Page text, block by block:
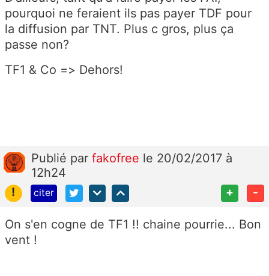
pourquoi ne feraient ils pas payer TDF pour
la diffusion par TNT. Plus c gros, plus ça
passe non?
TF1 & Co => Dehors!
Publié par fakofree le 20/02/2017 à
12h24
!
citer + -
On s'en cogne de TF1 !! chaine pourrie... Bon
vent !